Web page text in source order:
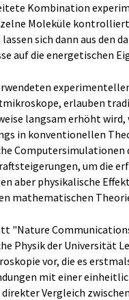
Kombination
Moleküle
sich dann aus den
auf die energetischen
erlauben
langsam erhöht wird,
in konventionellen
Computersimulationen
um die
aber physikalische
mathematischen
"Nature
Physik der Universität
vor, die es
mit einer
Vergleich